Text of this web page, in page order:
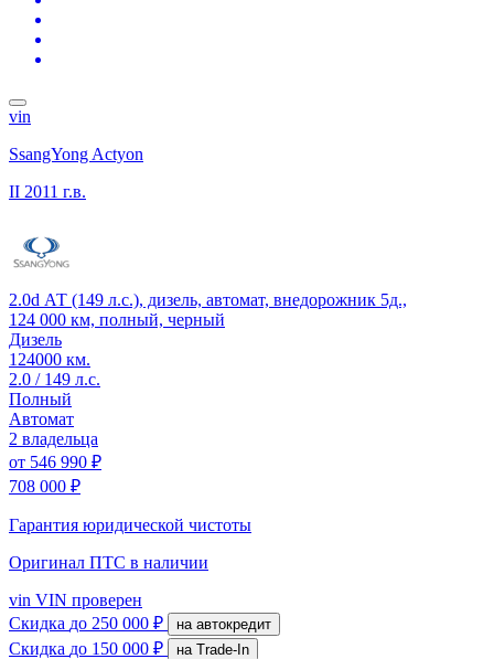
vin
SsangYong Actyon
II 2011 г.в.
2.0d АТ (149 л.с.), дизель, автомат, внедорожник 5д.,
124 000 км, полный, черный
Дизель
124000 км.
2.0 / 149 л.с.
Полный
Автомат
2 владельца
от 546 990 ₽
708 000 ₽
Гарантия юридической чистоты
Оригинал ПТС в наличии
vin VIN проверен
Скидка до 250 000 ₽ на автокредит
Скидка до 150 000 ₽
на Trade-In